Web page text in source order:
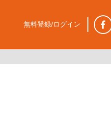
無料登録/ログイン